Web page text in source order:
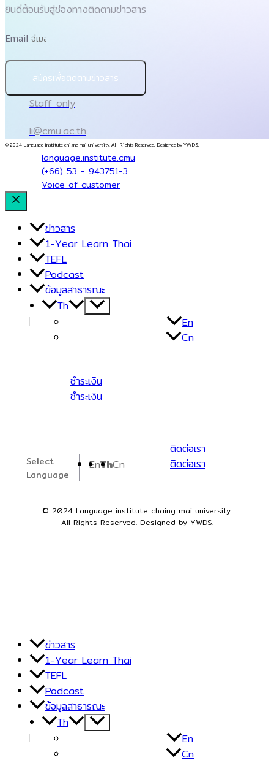
ยินดีต้อนรับสู่ช่องทางติดตามข่าวสาร
Email
สมัครเพื่อติดตามข่าวสาร
Staff only
li@cmu.ac.th
© 2024 Language institute chiang mai university. All Rights Reserved. Designed by YWDS.
language.institute.cmu
(+66) 53 - 943751-3
Voice of customer
ข่าวสาร
1-Year Learn Thai
TEFL
Podcast
ข้อมูลสาธารณะ
Th
Menu
Toggle
En
Cn
ชำระเงิน
ชำระเงิน
ติดต่อเรา
ติดต่อเรา
Select
Language
EnThCn
© 2024 Language institute chaing mai university.
All Rights Reserved. Designed by YWDS.
ข่าวสาร
1-Year Learn Thai
TEFL
Podcast
ข้อมูลสาธารณะ
Th
Menu
Toggle
En
Cn